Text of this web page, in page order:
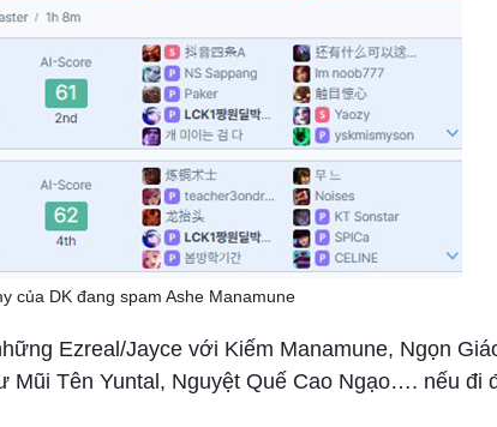
của DK đang spam Ashe Manamune
Ezreal/Jayce với Kiếm Manamune, Ngọn
Tên Yuntal, Nguyệt Quế Cao Ngạo…. nếu đi